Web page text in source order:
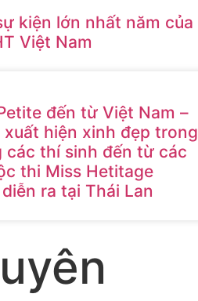
kiện lớn nhất năm của
Việt Nam
đến từ Việt Nam –
hiện xinh đẹp trong
các thí sinh đến từ các
thi Miss Hetitage
ra tại Thái Lan